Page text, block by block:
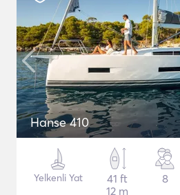
Hanse 410
Yelkenli Yat
41 ft
12 m
8